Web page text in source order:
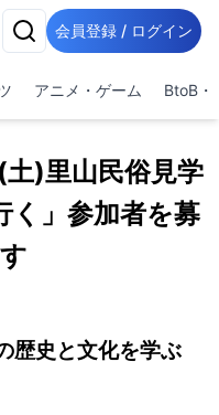
会員登録 / ログイン
アニメ・ゲーム BtoB・
土)里山民俗見学
く」参加者を募
歴史と文化を学ぶ